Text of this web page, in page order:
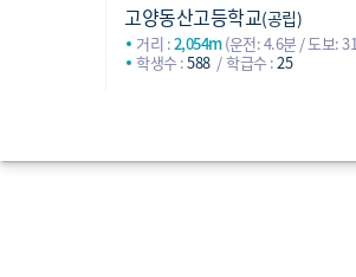
고양동산고등학교(공립)
거리 :2,054m(운전: 4.6분 / 도보:
학생수 :588 학급수 :25